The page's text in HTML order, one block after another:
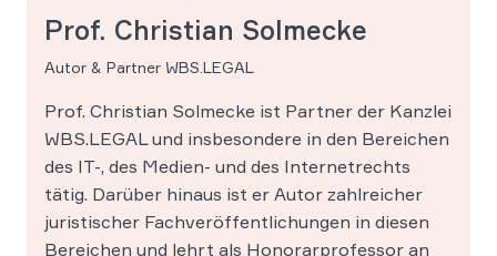
Prof. Christian Solmecke
Autor & Partner WBS.LEGAL
Prof. Christian Solmecke ist Partner der Kanzlei
WBS.LEGAL und insbesondere in den Bereichen
des IT-, des Medien- und des Internetrechts
tätig. Darüber hinaus ist er Autor zahlreicher
juristischer Fachveröffentlichungen in diesen
Bereichen und lehrt als Honorarprofessor an